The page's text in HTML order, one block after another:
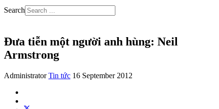
Search
Đưa tiễn một người anh hùng: Neil
Armstrong
Administrator Tin tức 16 September 2012